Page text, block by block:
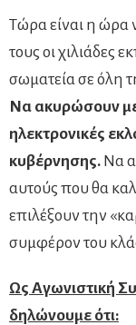
Τώρα είναι η ώρα
τους οι χιλιάδες
σωματεία σε όλη
Να ακυρώσουν με
ηλεκτρονικές
κυβέρνησης. Να
αυτούς που θα
επιλέξουν την
συμφέρον του
Ως Αγωνιστική
δηλώνουμε ότι: